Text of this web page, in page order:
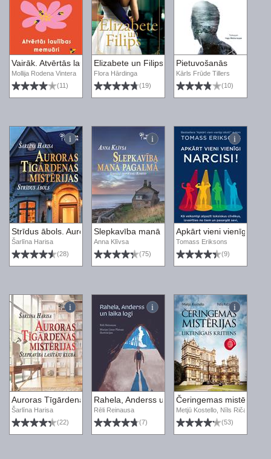
Vairāk. Atvērtās laulības memuāri
Mollija Rodena Vintera
(11)
Elizabete un Filips
Flora Hārdinga
(19)
Pietuvošanās
Kārls Frūde Tillers
(10)
Strīdus ābols. Auroras Tīgārdenas mistērijas
Šarlīna Harisa
(28)
Slepkavība manā pagalmā
Anna Klīvsa
(75)
Apkārt vieni vienīgi
Tomass Eriksons
(9)
Auroras Tīgārdenas mistērijas. Slepkavība lasītāju klubā
Šarlīna Harisa
(22)
Rahela, Anderss un laika logi
Rēli Reinausa
(7)
Čeringemas mistēŗijas.
Metjū Kostello, Nīls Ričardss
(53)